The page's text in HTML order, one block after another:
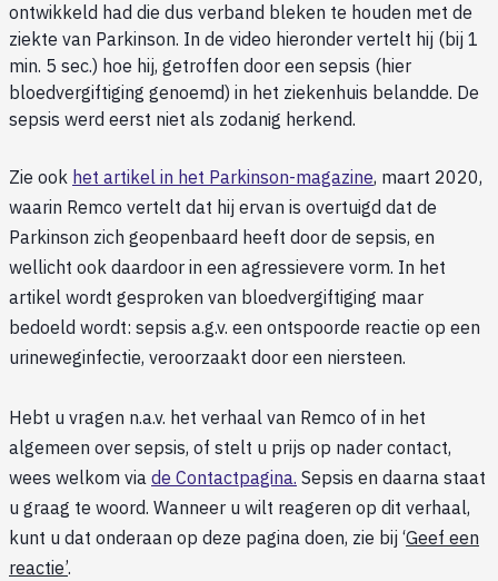
ontwikkeld had die dus verband bleken te houden met de
ziekte van Parkinson. In de video hieronder vertelt hij (bij 1
min. 5 sec.) hoe hij, getroffen door een sepsis (hier
bloedvergiftiging genoemd) in het ziekenhuis belandde. De
sepsis werd eerst niet als zodanig herkend.
Zie ook het artikel in het Parkinson-magazine, maart 2020,
waarin Remco vertelt dat hij ervan is overtuigd dat de
Parkinson zich geopenbaard heeft door de sepsis, en
wellicht ook daardoor in een agressievere vorm. In het
artikel wordt gesproken van bloedvergiftiging maar
bedoeld wordt: sepsis a.g.v. een ontspoorde reactie op een
urineweginfectie, veroorzaakt door een niersteen.
Hebt u vragen n.a.v. het verhaal van Remco of in het
algemeen over sepsis, of stelt u prijs op nader contact,
wees welkom via de Contactpagina. Sepsis en daarna staat
u graag te woord. Wanneer u wilt reageren op dit verhaal,
kunt u dat onderaan op deze pagina doen, zie bij ‘Geef een
reactie’.